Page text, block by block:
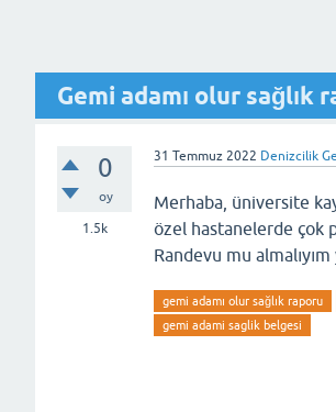
Gemi adamı olur
0
oy
1.5k
31 Temmuz 2022 Denizcilik
Merhaba, üniversite
özel hastanelerde çok
Randevu mu
gemi adamı olur sağlık raporu
gemi adami saglik belgesi